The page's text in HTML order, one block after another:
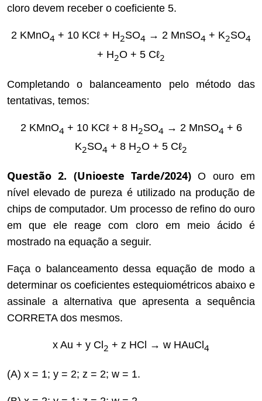
cloro devem receber o coeficiente 5.
2 KMnO4 + 10 KCℓ + H2SO4 → 2 MnSO4 + K2SO4
+ H2O + 5 Cℓ2
Completando o balanceamento pelo método das
tentativas, temos:
2 KMnO4 + 10 KCℓ + 8 H2SO4 → 2 MnSO4 + 6
K2SO4 + 8 H2O + 5 Cℓ2
Questão 2. (Unioeste Tarde/2024) O ouro em
nível elevado de pureza é utilizado na produção de
chips de computador. Um processo de refino do ouro
em que ele reage com cloro em meio ácido é
mostrado na equação a seguir.
Faça o balanceamento dessa equação de modo a
determinar os coeficientes estequiométricos abaixo e
assinale a alternativa que apresenta a sequência
CORRETA dos mesmos.
x Au + y Cl2 + z HCl → w HAuCl4
(A) x = 1; y = 2; z = 2; w = 1.